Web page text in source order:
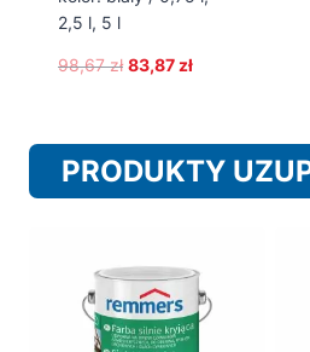
2,5 l, 5 l
98,67zł Pierwotna
98,67 zł.
83,87złAktualna
83,87 zł.
PRODUKTY